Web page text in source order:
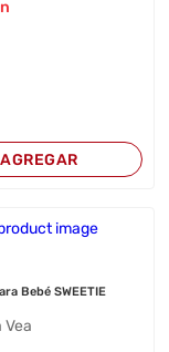
AGREGAR
Bebé SWEETIE
Vea